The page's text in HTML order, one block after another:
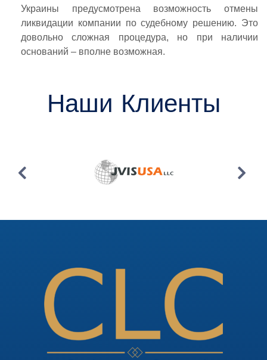
Украины предусмотрена возможность отмены
ликвидации компании по судебному решению. Это
довольно сложная процедура, но при наличии
оснований – вполне возможная.
Наши Клиенты